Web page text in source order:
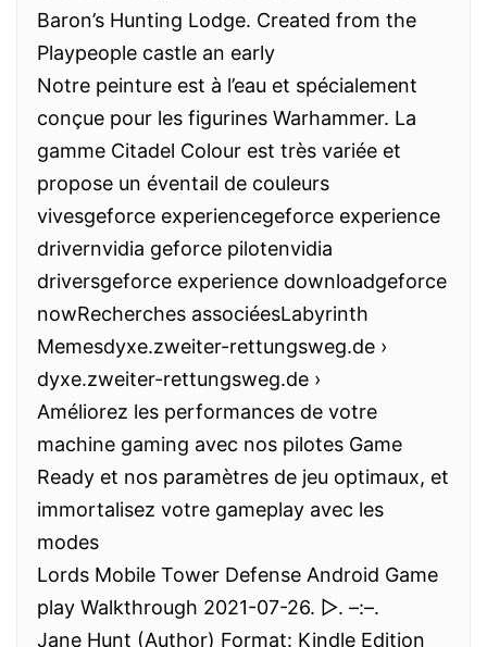
Baron’s Hunting Lodge. Created from the
Playpeople castle an early
Notre peinture est à l’eau et spécialement
conçue pour les figurines Warhammer. La
gamme Citadel Colour est très variée et
propose un éventail de couleurs
vivesgeforce experiencegeforce experience
drivernvidia geforce pilotenvidia
driversgeforce experience downloadgeforce
nowRecherches associéesLabyrinth
Memesdyxe.zweiter-rettungsweg.de ›
dyxe.zweiter-rettungsweg.de ›
Améliorez les performances de votre
machine gaming avec nos pilotes Game
Ready et nos paramètres de jeu optimaux, et
immortalisez votre gameplay avec les
modes
Lords Mobile Tower Defense Android Game
play Walkthrough 2021-07-26. ▷. –:–.
Jane Hunt (Author) Format: Kindle Edition